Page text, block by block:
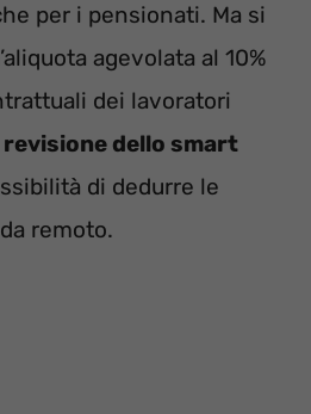
per i pensionati. Ma si
agevolata al 10%
dei lavoratori
revisione dello smart
di dedurre le
remoto.